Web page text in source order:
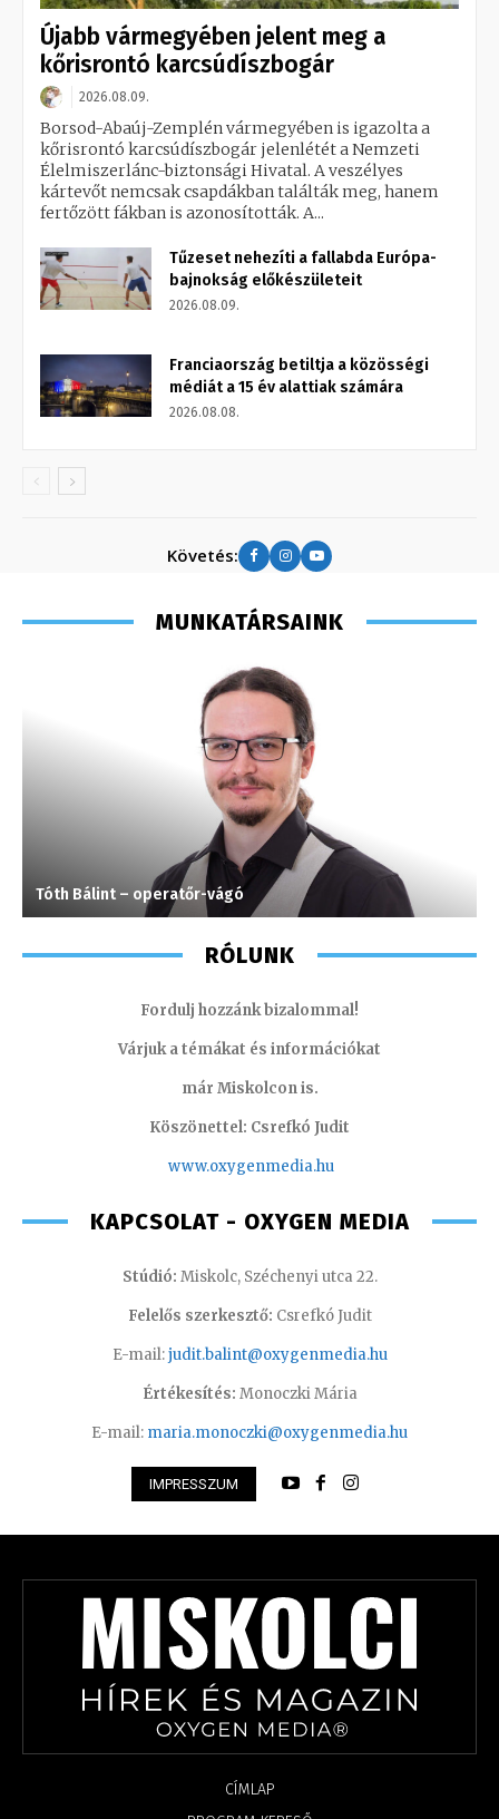
Újabb vármegyében jelent meg a
kőrisrontó karcsúdíszbogár
2026.08.09.
Borsod-Abaúj-Zemplén vármegyében is igazolta a
kőrisrontó karcsúdíszbogár jelenlétét a Nemzeti
Élelmiszerlánc-biztonsági Hivatal. A veszélyes
kártevőt nemcsak csapdákban találták meg, hanem
fertőzött fákban is azonosították. A...
Tűzeset nehezíti a fallabda Európa-
bajnokság előkészületeit
2026.08.09.
Franciaország betiltja a közösségi
médiát a 15 év alattiak számára
2026.08.08.
Követés:
MUNKATÁRSAINK
Tóth Bálint – operatőr-vágó
RÓLUNK
Fordulj hozzánk bizalommal!
Várjuk a témákat és információkat
már Miskolcon is.
Köszönettel: Csrefkó Judit
www.oxygenmedia.hu
KAPCSOLAT - OXYGEN MEDIA
Stúdió: Miskolc, Széchenyi utca 22.
Felelős szerkesztő: Csrefkó Judit
E-mail:judit.balint@oxygenmedia.hu
Értékesítés: Monoczki Mária
E-mail: maria.monoczki@oxygenmedia.hu
IMPRESSZUM
CÍMLAP